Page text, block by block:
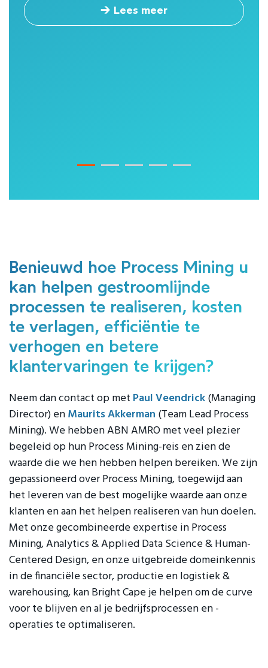
→ Lees meer
Benieuwd hoe Process Mining u
kan helpen gestroomlijnde
processen te realiseren, kosten
te verlagen, efficiëntie te
verhogen en betere
klantervaringen te krijgen?
Neem dan contact op met Paul Veendrick(Managing
Director) enMaurits Akkerman (Team Lead Process
Mining). We hebben ABN AMRO met veel plezier
begeleid op hun Process Mining-reis en zien de
waarde die we hen hebben helpen bereiken. We zijn
gepassioneerd over Process Mining, toegewijd aan
het leveren van de best mogelijke waarde aan onze
klanten en aan het helpen realiseren van hun doelen.
Met onze gecombineerde expertise in Process
Mining, Analytics & Applied Data Science & Human-
Centered Design, en onze uitgebreide domeinkennis
in de financiële sector, productie en logistiek &
warehousing, kan Bright Cape je helpen om de curve
voor te blijven en al je bedrijfsprocessen en -
operaties te optimaliseren.